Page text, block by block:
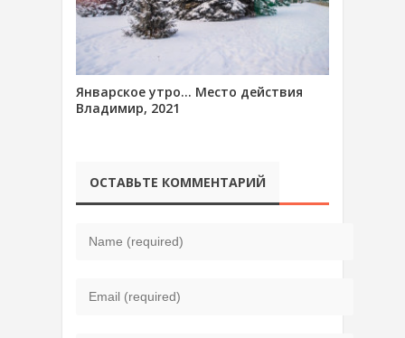
Январское утро… Место действия
Владимир, 2021
ОСТАВЬТЕ КОММЕНТАРИЙ